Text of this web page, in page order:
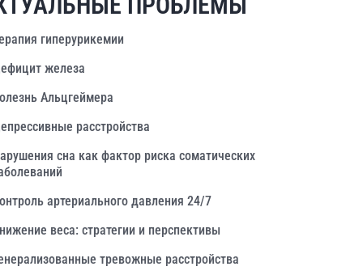
гиперурикемии
железа
Альцгеймера
расстройства
сна как фактор риска соматических
артериального давления 24/7
веса: стратегии и перспективы
тревожные расстройства